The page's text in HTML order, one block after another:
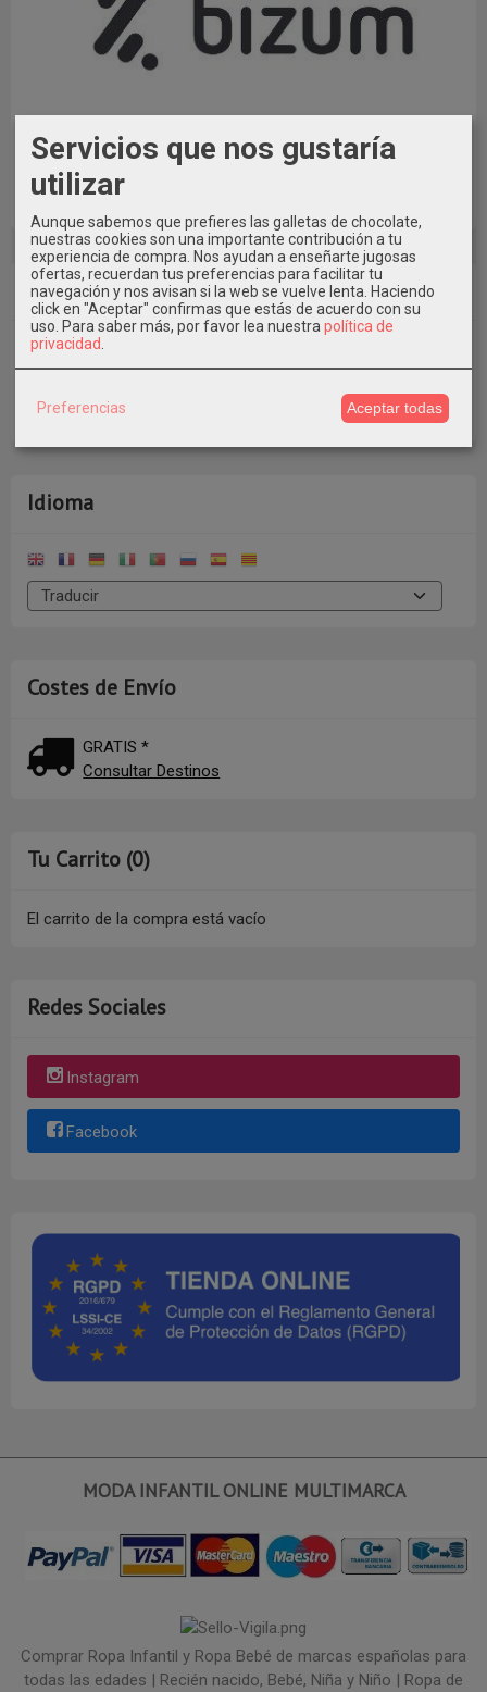
También puedes pagar con Bizum al Tfno. 609546971
indicando en Concepto el Nº de Pedido * Elige la Opción de
Pago con Transferencia al realizar el pedido.
Marcas
Idioma
Costes de Envío
GRATIS *
Consultar Destinos
Tu Carrito (0)
El carrito de la compra está vacío
Redes Sociales
Instagram
Facebook
MODA INFANTIL ONLINE MULTIMARCA
Comprar Ropa Infantil y Ropa Bebé de marcas españolas para
todas las edades | Recién nacido, Bebé, Niña y Niño | Ropa de
Servicios que nos gustaría
utilizar
Aunque sabemos que prefieres las galletas de chocolate,
nuestras cookies son una importante contribución a tu
experiencia de compra. Nos ayudan a enseñarte jugosas
ofertas, recuerdan tus preferencias para facilitar tu
navegación y nos avisan si la web se vuelve lenta. Haciendo
click en "Aceptar" confirmas que estás de acuerdo con su
uso. Para saber más, por favor lea nuestra política de
privacidad
Preferencias Aceptar todas